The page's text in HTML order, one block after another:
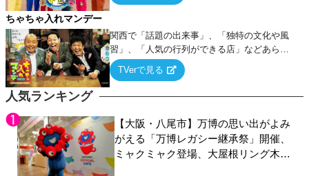
人気ランキング
【大阪・八尾市】万博の思い出がよみ
がえる「万博レガシー継承祭」開催、
ミャクミャク登場、大屋根リング木材
展示も
ちゃちゃ入れマンデー
関西で「話題の出来事」、「独特の文化や風
習」、「人気の行列ができる店」などあらゆ
るテーマについて好き放題にちゃちゃを入れ
ていく関西色を前面に押し出したトークバラ
TVerで見る